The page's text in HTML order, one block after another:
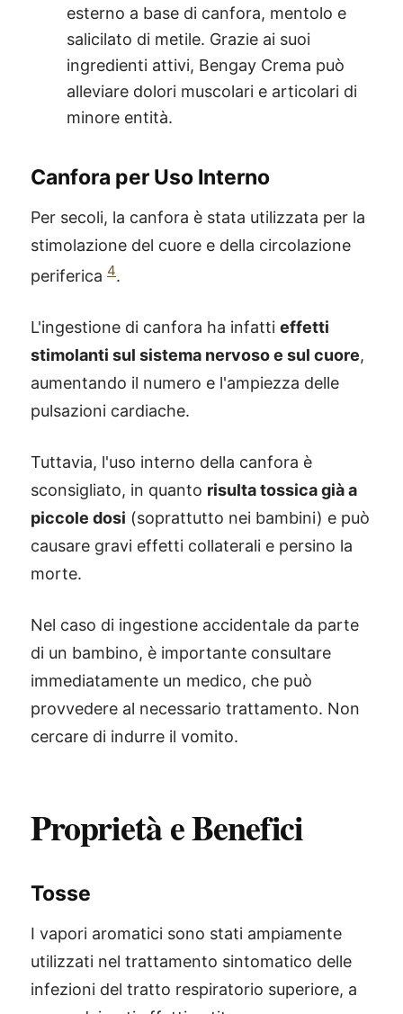
esterno a base di canfora, mentolo e
salicilato di metile. Grazie ai suoi
ingredienti attivi, Bengay Crema può
alleviare dolori muscolari e articolari di
minore entità.
Canfora per Uso Interno
Per secoli, la canfora è stata utilizzata per la
stimolazione del cuore e della circolazione
periferica 4.
L'ingestione di canfora ha infatti effetti
stimolanti sul sistema nervoso e sul cuore,
aumentando il numero e l'ampiezza delle
pulsazioni cardiache.
Tuttavia, l'uso interno della canfora è
sconsigliato, in quanto risulta tossica già a
piccole dosi (soprattutto nei bambini) e può
causare gravi effetti collaterali e persino la
morte.
Nel caso di ingestione accidentale da parte
di un bambino, è importante consultare
immediatamente un medico, che può
provvedere al necessario trattamento. Non
cercare di indurre il vomito.
Proprietà e Benefici
Tosse
I vapori aromatici sono stati ampiamente
utilizzati nel trattamento sintomatico delle
infezioni del tratto respiratorio superiore, a